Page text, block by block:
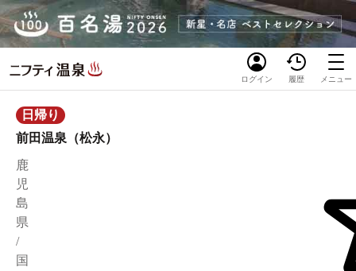
ログイン 履歴 メニュー
日帰り
前田温泉（松永）
鹿
児
島
県
/
国